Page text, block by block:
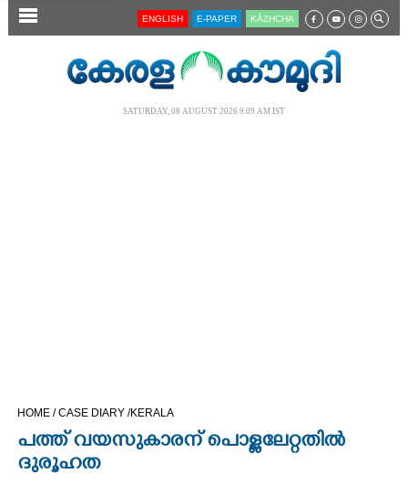
SECTIONS
OPINION
ENGLISH E-PAPER KĀZHCHA
SATURDAY, 08 AUGUST 2026 9.09 AM IST
HOME /CASE DIARY /KERALA
പത്ത് വയസുകാരന് പൊള്ളലേറ്റതിൽ
ദുരൂഹത